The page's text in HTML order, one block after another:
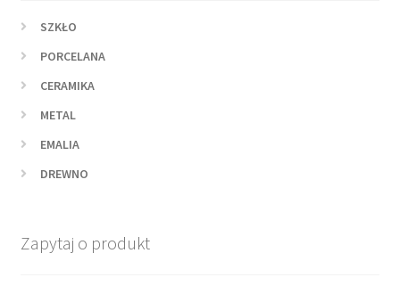
SZKŁO
PORCELANA
CERAMIKA
METAL
EMALIA
DREWNO
Zapytaj o produkt